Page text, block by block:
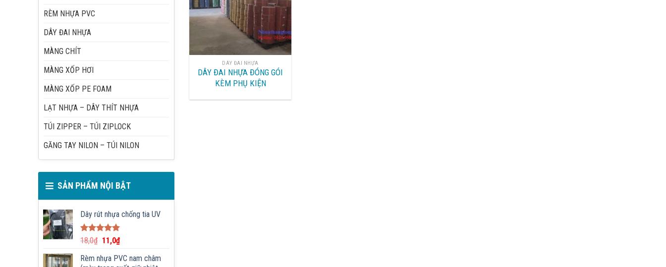
RÈM NHỰA PVC
DÂY ĐAI NHỰA
MÀNG CHÍT
MÀNG XỐP HƠI
MÀNG XỐP PE FOAM
LẠT NHỰA – DÂY THÍT NHỰA
TÚI ZIPPER – TÚI ZIPLOCK
GĂNG TAY NILON – TÚI NILON
SẢN PHẨM NỘI BẬT
Dây rút nhựa chống tia UV
Được xếp
hạng
5.00
5 sao
18,0₫ 11,0₫
Rèm nhựa PVC nam châm
DÂY ĐAI NHỰA
DÂY ĐAI NHỰA ĐÓNG GÓI
KÈM PHỤ KIỆN